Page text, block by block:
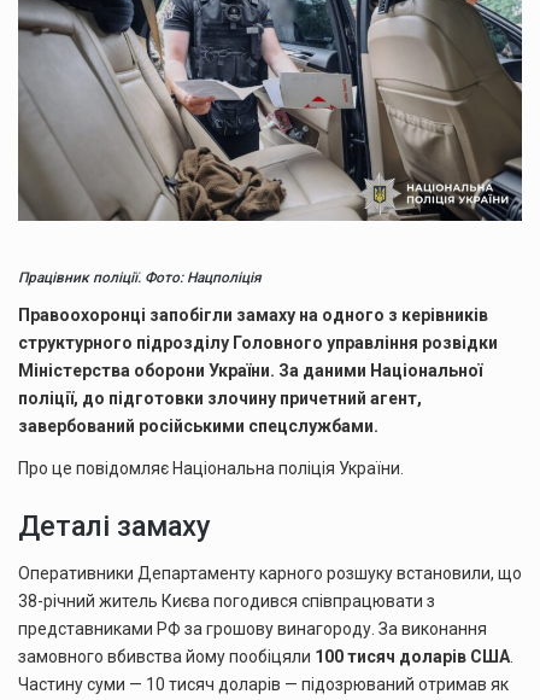
Працівник поліції. Фото: Нацполіція
Правоохоронці запобігли замаху на одного з керівників
структурного підрозділу Головного управління розвідки
Міністерства оборони України. За даними Національної
поліції, до підготовки злочину причетний агент,
завербований російськими спецслужбами.
Про це повідомляє Національна поліція України.
Деталі замаху
Оперативники Департаменту карного розшуку встановили, що
38-річний житель Києва погодився співпрацювати з
представниками РФ за грошову винагороду. За виконання
замовного вбивства йому пообіцяли 100 тисяч доларів США
Частину суми — 10 тисяч доларів — підозрюваний отримав як